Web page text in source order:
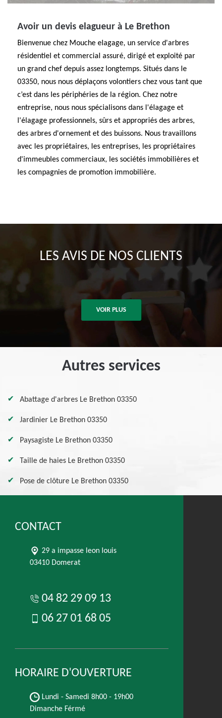
Avoir un devis elagueur à Le Brethon
Bienvenue chez Mouche elagage, un service d'arbres
résidentiel et commercial assuré, dirigé et exploité par
un grand chef depuis assez longtemps. Situés dans le
03350, nous nous déplaçons volontiers chez vous tant que
c’est dans les périphéries de la région. Chez notre
entreprise, nous nous spécialisons dans l'élagage et
l'élagage professionnels, sûrs et appropriés des arbres,
des arbres d'ornement et des buissons. Nous travaillons
avec les propriétaires, les entreprises, les propriétaires
d'immeubles commerciaux, les sociétés immobilières et
les compagnies de promotion immobilière.
LES AVIS DE NOS CLIENTS
VOIR PLUS
Autres services
Abattage d'arbres Le Brethon 03350
Jardinier Le Brethon 03350
Paysagiste Le Brethon 03350
Taille de haies Le Brethon 03350
Pose de clôture Le Brethon 03350
CONTACT
29 a impasse leon louis
03410 Domerat
04 82 29 09 13
06 27 01 68 05
HORAIRE D'OUVERTURE
Lundi - Samedi 8h00 - 19h00
Dimanche Férmé